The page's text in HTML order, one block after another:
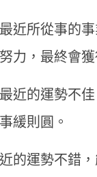
近所從事的
力，最終會獲
近的運勢不
緩則圓。
的運勢不錯